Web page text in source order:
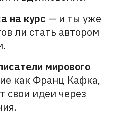
на курс — и ты уже
ли стать автором
мирового
как Франц Кафка,
свои идеи через